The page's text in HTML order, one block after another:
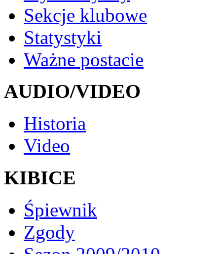
Sekcje klubowe
Statystyki
Ważne postacie
AUDIO/VIDEO
Historia
Video
KIBICE
Śpiewnik
Zgody